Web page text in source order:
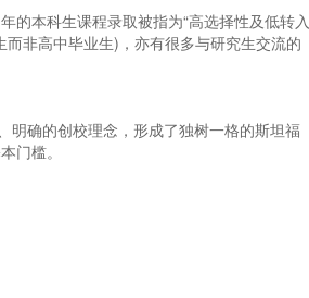
的本科生课程录取被指为“高选择性及低转入
非高中毕业生)，亦有很多与研究生交流的
明确的创校理念，形成了独树一格的斯坦福
门槛。